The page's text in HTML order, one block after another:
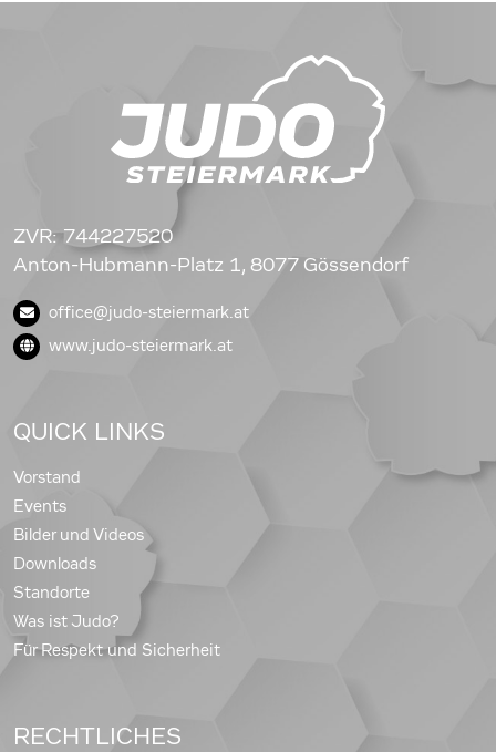
ZVR: 744227520
Anton-Hubmann-Platz 1, 8077 Gössendorf
office@judo-steiermark.at
www.judo-steiermark.at
QUICK LINKS
Vorstand
Events
Bilder und Videos
Downloads
Standorte
Was ist Judo?
Für Respekt und Sicherheit
RECHTLICHES